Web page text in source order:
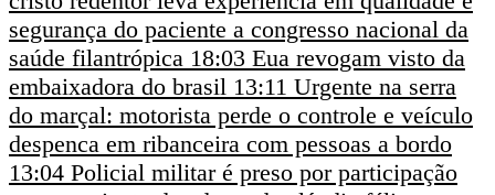
segurança do paciente a congresso nacional da
saúde filantrópica 18:03 Eua revogam visto da
embaixadora do brasil 13:11 Urgente na serra
do marçal: motorista perde o controle e veículo
despenca em ribanceira com pessoas a bordo
13:04 Policial militar é preso por participação